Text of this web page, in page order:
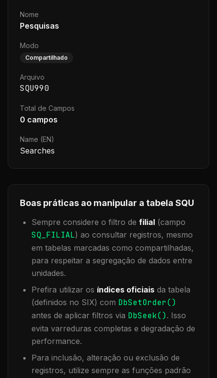
Nome
Pesquisas
Modo
Compartilhado
Arquivo
SQU990
Total de Campos
0 campos
Name (EN)
Searches
Boas práticas ao manipular a tabela SQU
Sempre considere o filtro de filial (campo
SQ_FILIAL) ao consultar registros, mesmo
em tabelas marcadas como compartilhadas,
para respeitar a segregação de dados entre
unidades.
Prefira utilizar os índices oficiais da tabela
(definidos no SIX) com DbSetOrder()
antes de aplicar filtros via DbSeek(). Isso
evita varreduras completas e degradação de
performance.
Para inclusão, alteração ou exclusão de
registros, utilize sempre as funções padrão